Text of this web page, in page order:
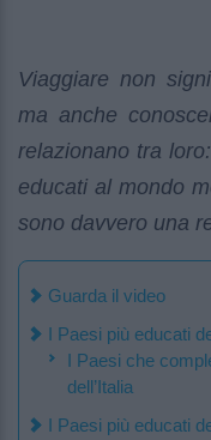
Viaggiare non
ma anche
relazionano tra
educati al mondo
sono davvero una
Guarda il video
I Paesi più educati
I Paesi che
dell’Italia
I Paesi più educati